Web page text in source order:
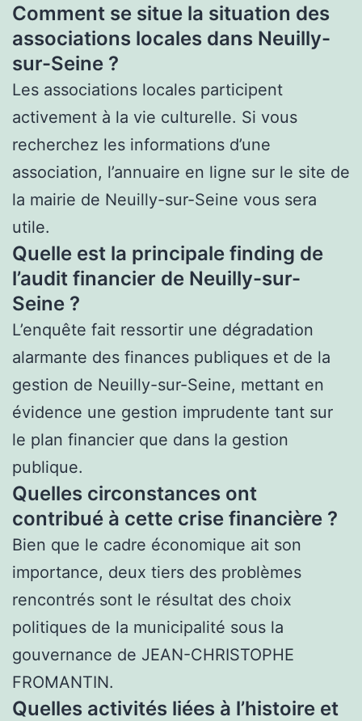
Comment se situe la situation des
associations locales dans Neuilly-
sur-Seine ?
Les associations locales participent
activement à la vie culturelle. Si vous
recherchez les informations d’une
association, l’annuaire en ligne sur le site de
la mairie de Neuilly-sur-Seine vous sera
utile.
Quelle est la principale finding de
l’audit financier de Neuilly-sur-
Seine ?
L’enquête fait ressortir une dégradation
alarmante des finances publiques et de la
gestion de Neuilly-sur-Seine, mettant en
évidence une gestion imprudente tant sur
le plan financier que dans la gestion
publique.
Quelles circonstances ont
contribué à cette crise financière ?
Bien que le cadre économique ait son
importance, deux tiers des problèmes
rencontrés sont le résultat des choix
politiques de la municipalité sous la
gouvernance de JEAN-CHRISTOPHE
FROMANTIN.
Quelles activités liées à l’histoire et